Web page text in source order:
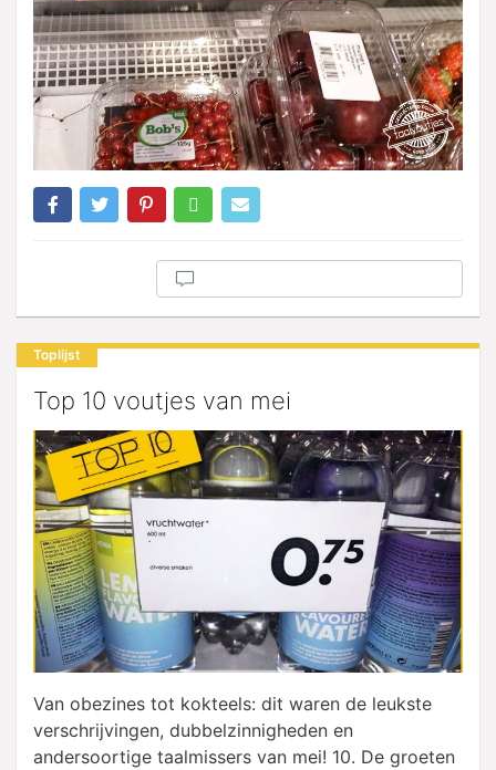
Toplijst
Top 10 voutjes van mei
Van obezines tot kokteels: dit waren de leukste
verschrijvingen, dubbelzinnigheden en
andersoortige taalmissers van mei! 10. De groeten